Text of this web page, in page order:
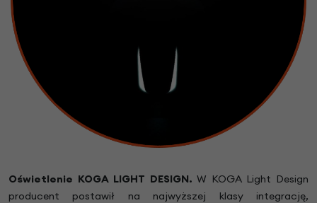
Oświetlenie KOGA LIGHT DESIGN.W KOGA Light Design
producent postawił na najwyższej klasy integrację,